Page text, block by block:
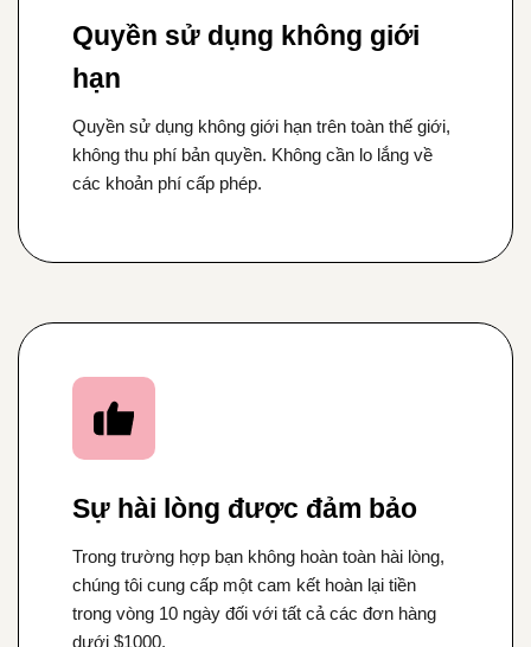
Quyền sử dụng không giới
hạn
Quyền sử dụng không giới hạn trên toàn thế giới,
không thu phí bản quyền. Không cần lo lắng về
các khoản phí cấp phép.
Sự hài lòng được đảm bảo
Trong trường hợp bạn không hoàn toàn hài lòng,
chúng tôi cung cấp một cam kết hoàn lại tiền
trong vòng 10 ngày đối với tất cả các đơn hàng
dưới $1000.